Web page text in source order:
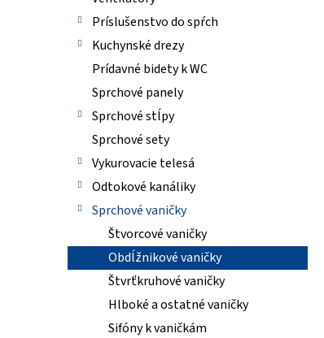
Príslušenstvo do spŕch
Kuchynské drezy
Prídavné bidety k WC
Sprchové panely
Sprchové stĺpy
Sprchové sety
Vykurovacie telesá
Odtokové kanáliky
Sprchové vaničky
Štvorcové vaničky
Obdĺžnikové vaničky
Štvrťkruhové vaničky
Hlboké a ostatné vaničky
Sifóny k vaničkám